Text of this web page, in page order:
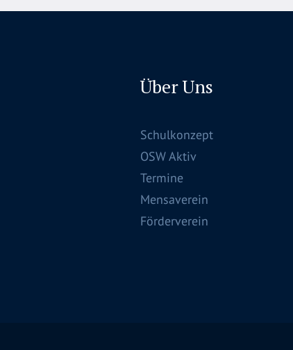
Über Uns
Schulkonzept
OSW Aktiv
Termine
Mensaverein
Förderverein